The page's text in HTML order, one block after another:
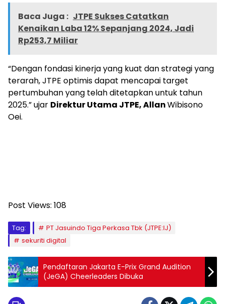
Baca Juga : JTPE Sukses Catatkan
Kenaikan Laba 12% Sepanjang 2024, Jadi
Rp253,7 Miliar
“Dengan fondasi kinerja yang kuat dan strategi yang
terarah, JTPE optimis dapat mencapai target
pertumbuhan yang telah ditetapkan untuk tahun
2025.” ujar Direktur Utama JTPE, AllanWibisono
Oei.
Post Views: 108
Tag:
PT Jasuindo Tiga Perkasa Tbk (JTPE:IJ)
sekuriti digital
Pendaftaran Jakarta E-Prix Grand Audition
(JeGA) Cheerleaders Dibuka